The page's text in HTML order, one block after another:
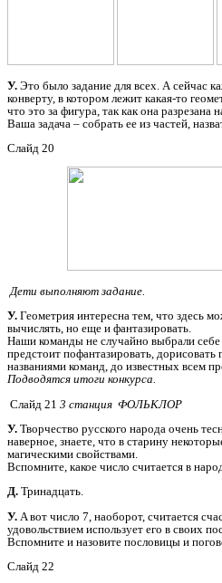
У. Это было задание для всех. А сейчас
конверту, в котором лежит какая-то
что это за фигура, так как она разрезана
Ваша задача – собрать ее из частей,
Слайд 20
Дети выполняют задание.
У. Геометрия интересна тем, что здесь
вычислять, но еще и фантазировать.
Наши команды не случайно выбрали себе
предстоит пофантазировать,
названиями команд, до известных всем
Подводятся итоги конкурса.
Слайд 21 3 станция ФОЛЬКЛОР
У. Творчество русского народа очень
наверное, знаете, что в старину
магическими свойствами.
Вспомните, какое число считается в
Д. Тринадцать.
У. A вот число 7, наоборот, считается
удовольствием использует его в своих
Вспомните и назовите пословицы и
Слайд 22